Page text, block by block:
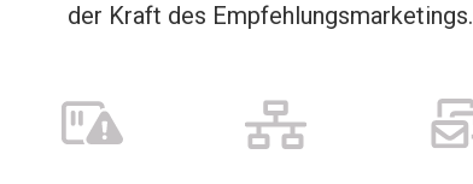
der Kraft des Empfehlungsmarketings.